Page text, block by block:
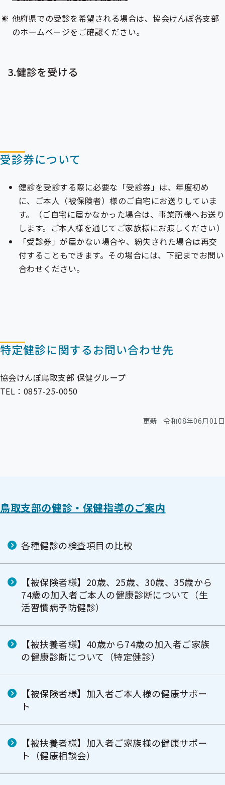
他府県での受診を希望される場合は、協会けんぽ各支部
のホームページをご確認ください。
3.健診を受ける
受診券について
健診を受診する際に必要な「受診券」は、年度初め
に、ご本人（被保険者）様のご自宅にお送りしていま
す。（ご自宅に届かなかった場合は、事業所様へお送り
します。ご本人様を通じてご家族様にお渡しください）
「受診券」が届かない場合や、紛失された場合は再交
付することもできます。その場合には、下記までお問い
合わせください。
特定健診に関するお問い合わせ先
協会けんぽ鳥取支部 保健グループ
TEL：0857-25-0050
更新 令和08年06月01日
鳥取支部の健診・保健指導のご案内
各種健診の検査項目の比較
【被保険者様】20歳、25歳、30歳、35歳から
74歳の加入者ご本人の健康診断について（生
活習慣病予防健診）
【被扶養者様】40歳から74歳の加入者ご家族
の健康診断について（特定健診）
【被保険者様】加入者ご本人様の健康サポー
ト
【被扶養者様】加入者ご家族様の健康サポー
ト（健康相談会）